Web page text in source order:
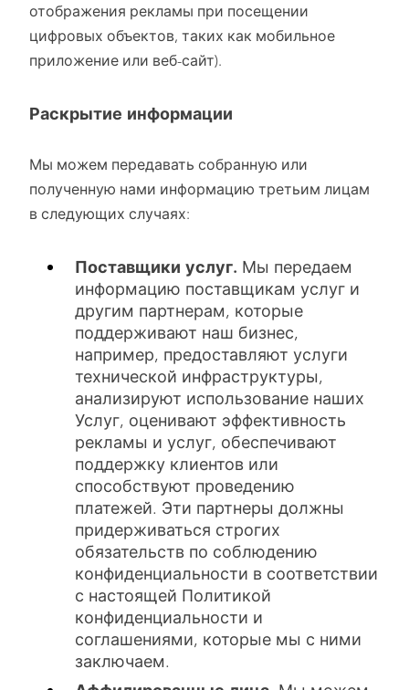
отображения рекламы при посещении
цифровых объектов, таких как мобильное
приложение или веб-сайт).
Раскрытие информации
Мы можем передавать собранную или
полученную нами информацию третьим лицам
в следующих случаях:
Поставщики услуг. Мы передаем
информацию поставщикам услуг и
другим партнерам, которые
поддерживают наш бизнес,
например, предоставляют услуги
технической инфраструктуры,
анализируют использование наших
Услуг, оценивают эффективность
рекламы и услуг, обеспечивают
поддержку клиентов или
способствуют проведению
платежей. Эти партнеры должны
придерживаться строгих
обязательств по соблюдению
конфиденциальности в соответствии
с настоящей Политикой
конфиденциальности и
соглашениями, которые мы с ними
заключаем.